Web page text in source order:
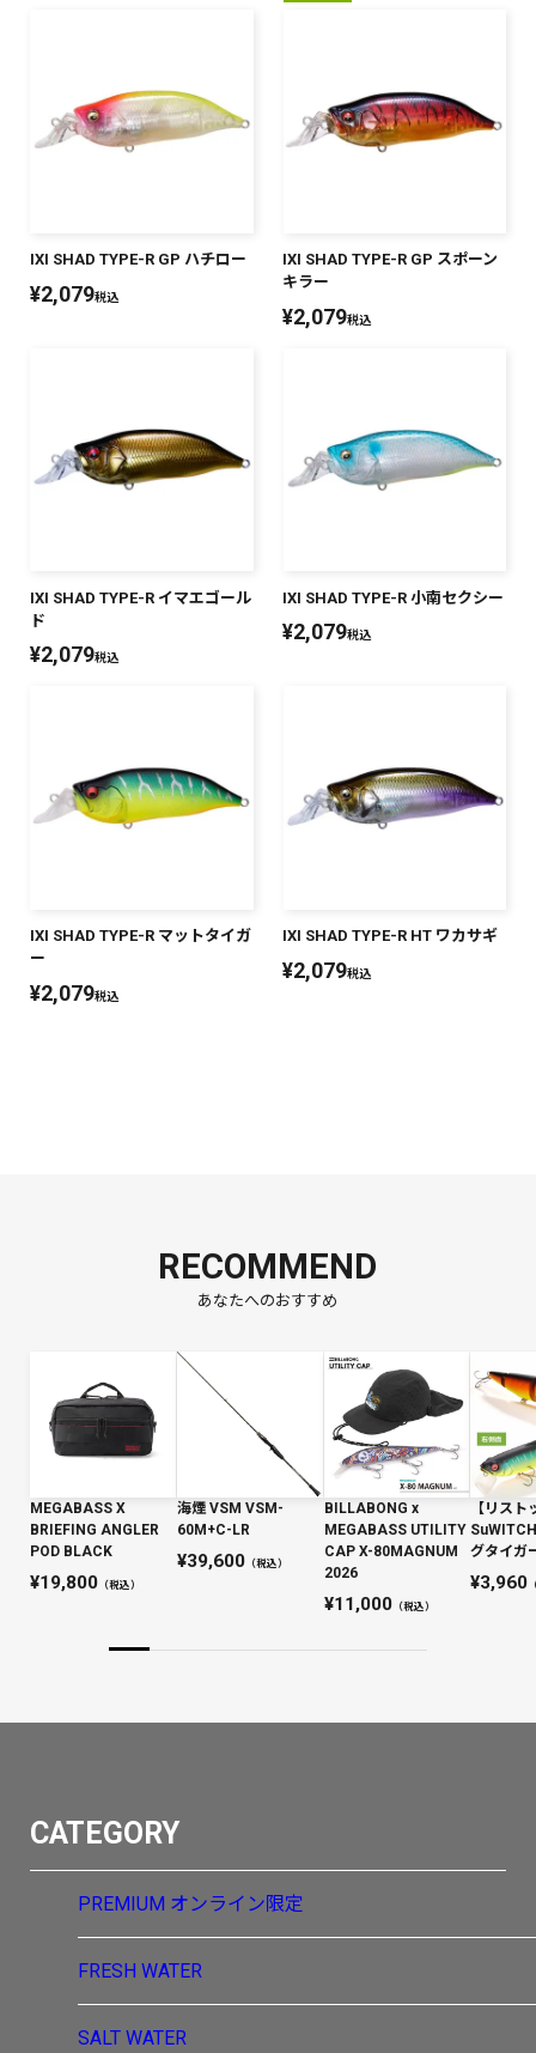
IXI SHAD TYPE-R GP ハチロー
¥2,079税込
IXI SHAD TYPE-R GP スポーン
キラー
¥2,079税込
IXI SHAD TYPE-R イマエゴール
ド
¥2,079税込
IXI SHAD TYPE-R 小南セクシー
¥2,079税込
IXI SHAD TYPE-R マットタイガ
ー
¥2,079税込
IXI SHAD TYPE-R HT ワカサギ
¥2,079税込
RECOMMEND
あなたへのおすすめ
MEGABASS X
BRIEFING ANGLER
POD BLACK
19,800 （税込）
海煙 VSM VSM-
60M+C-LR
39,600（税込）
BILLABONG x
MEGABASS UTILITY
CAP X-80MAGNUM
2026
11,000（税込）
【リスト
グタイガ
3,960
CATEGORY
PREMIUM オンライン限定
FRESH WATER
SALT WATER